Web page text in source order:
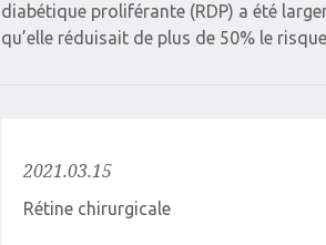
diabétique proliférante (RDP) a été
qu’elle réduisait de plus de 50% le
2021.03.15
Rétine chirurgicale